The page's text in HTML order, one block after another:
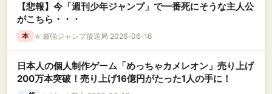
【悲報】今「週刊少年ジャンプ」で一番死にそうな主人公
がこちら・・・
本 ★ 最強ジャンプ放送局 2026-06-16
日本人の個人制作ゲーム「めっちゃカメレオン」売り上げ
200万本突破！売り上げ16億円がたった1人の手に！